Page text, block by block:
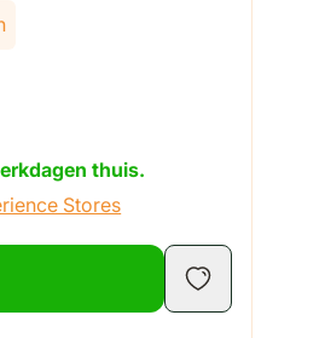
thuis.
Stores